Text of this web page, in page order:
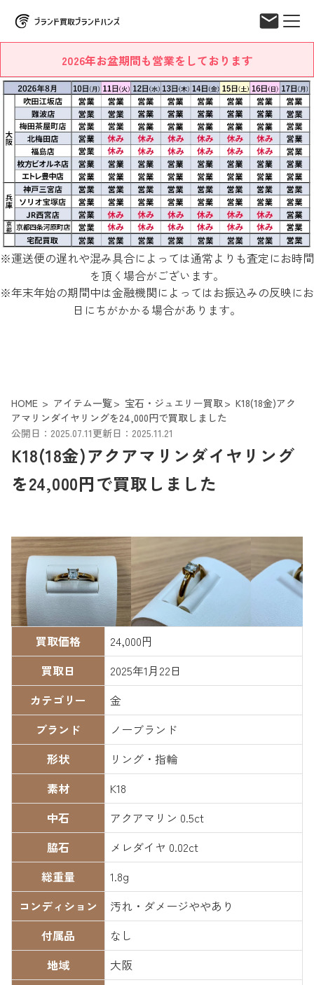
2026年お盆期間も営業をしております
※運送便の遅れや混み具合によっては通常よりも査定にお時間
を頂く場合がございます。
※年末年始の期間中は金融機関によってはお振込みの反映にお
日にちがかかる場合があります。
HOME アイテム一覧 宝石・ジュエリー買取
K18(18金)アク
アマリンダイヤリングを24,000円で買取しました
公開日：2025.07.11更新日：2025.11.21
K18(18金)アクアマリンダイヤリング
を24,000円で買取しました
買取価格
24,000円
買取日
2025年1月22日
カテゴリー
金
ブランド
ノーブランド
形状
リング・指輪
素材
K18
中石
アクアマリン 0.5ct
脇石
メレダイヤ 0.02ct
総重量
1.8g
コンディション
汚れ・ダメージややあり
付属品
なし
地域
大阪